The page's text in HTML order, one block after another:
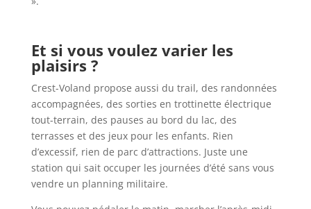
Et si vous voulez varier les
plaisirs ?
Crest-Voland propose aussi du trail, des randonnées
accompagnées, des sorties en trottinette électrique
tout-terrain, des pauses au bord du lac, des
terrasses et des jeux pour les enfants. Rien
d’excessif, rien de parc d’attractions. Juste une
station qui sait occuper les journées d’été sans vous
vendre un planning militaire.